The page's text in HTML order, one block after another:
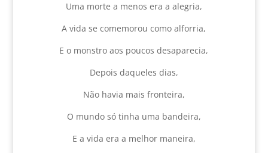
Uma morte a menos era a alegria,
A vida se comemorou como alforria,
E o monstro aos poucos desaparecia,
Depois daqueles dias,
Não havia mais fronteira,
O mundo só tinha uma bandeira,
E a vida era a melhor maneira,